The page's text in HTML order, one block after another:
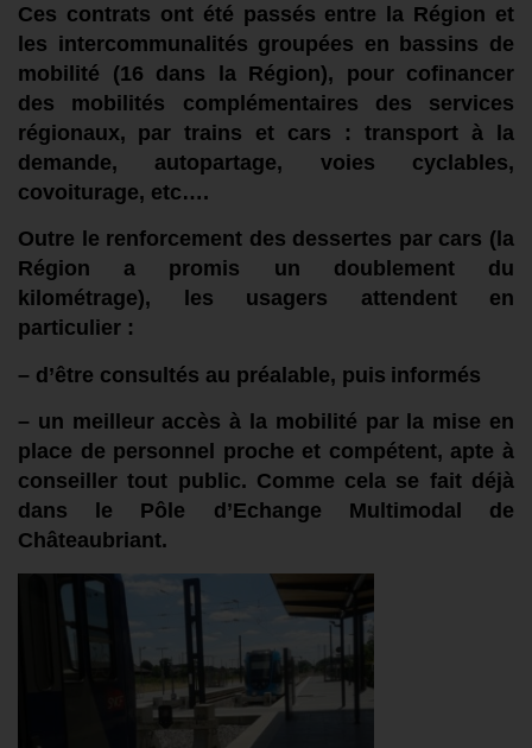
Ces contrats ont été passés entre la Région et
les intercommunalités groupées en bassins de
mobilité (16 dans la Région), pour cofinancer
des mobilités complémentaires des services
régionaux, par trains et cars : transport à la
demande, autopartage, voies cyclables,
covoiturage, etc….
Outre
le renforcement des dessertes par cars (l a
Région a promis un doublement du
kilométrage), les usagers attendent en
particulier :
– d’être consultés au préalable, puis informés
– un meilleur accès à la mobilité par la mise en
place de personnel proche et compétent, apte à
conseillertout public. Comme cela se fait déjà
dans le Pôle d’Echange Multimodal de
Châteaubriant.